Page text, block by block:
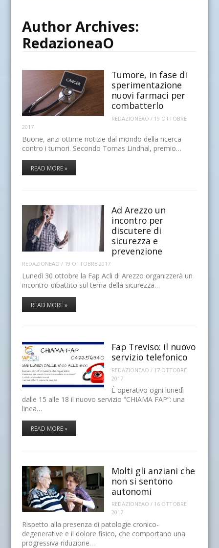
Author Archives:
RedazioneaO
Tumore, in fase di
sperimentazione
nuovi farmaci per
combatterlo
REDAZIONEAO / 19 OTTOBRE
2017
Buone, anzi ottime notizie dal mondo della ricerca
contro i tumori. Secondo Tomas Lindhal, premio…
READ MORE »
Ad Arezzo un
incontro per
discutere di
sicurezza e
prevenzione
REDAZIONEAO / 19 OTTOBRE 2017
Lunedì 30 ottobre la Fap Acli di Arezzo organizzerà un
incontro-dibattito sul tema della sicurezza…
READ MORE »
Fap Treviso: il nuovo
servizio telefonico
REDAZIONEAO / 17 OTTOBRE
2017
È operativo ogni lunedì
dalle 15 alle 18 il nuovo servizio “CHIAMA FAP“: una
linea…
READ MORE »
Molti gli anziani che
non si sentono
autonomi
REDAZIONEAO / 16 OTTOBRE
2017
Rispetto alla presenza di patologie cronico-
degenerative e il dolore fisico, che comportano una
progressiva riduzione…